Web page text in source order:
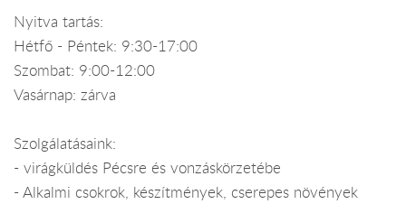
Nyitva tartás:
Hétfő - Péntek: 9:30-17:00
Szombat: 9:00-12:00
Vasárnap: zárva
Szolgálatásaink:
- virágküldés Pécsre és vonzáskörzetébe
- Alkalmi csokrok, készítmények, cserepes növények